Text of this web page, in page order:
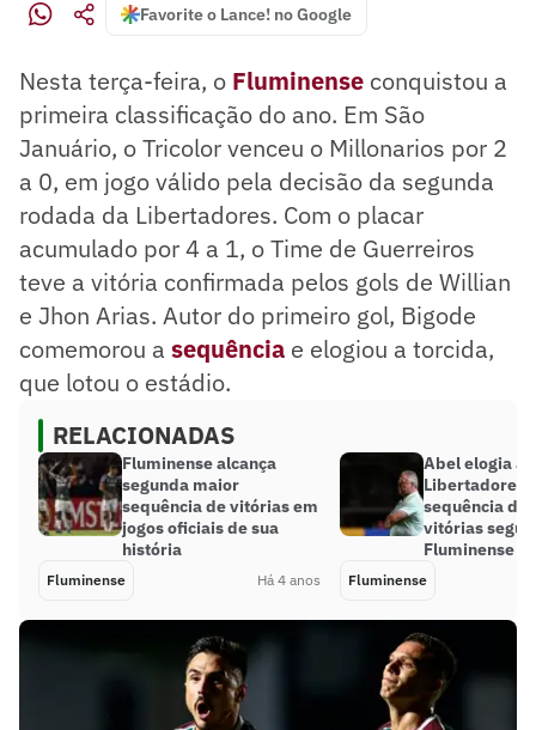
Favorite o Lance! no Google
Nesta terça-feira, o Fluminense conquistou a
primeira classificação do ano. Em São
Januário, o Tricolor venceu o Millonarios por 2
a 0, em jogo válido pela decisão da segunda
rodada da Libertadores. Com o placar
acumulado por 4 a 1, o Time de Guerreiros
teve a vitória confirmada pelos gols de Willian
e Jhon Arias. Autor do primeiro gol, Bigode
comemorou a sequência e elogiou a torcida,
que lotou o estádio.
RELACIONADAS
Fluminense alcança
segunda maior
sequência de vitórias em
jogos oficiais de sua
história
Fluminense Há 4 anos
Abel elogia
Libertadores
sequência de
vitórias
Fluminense
Fluminense